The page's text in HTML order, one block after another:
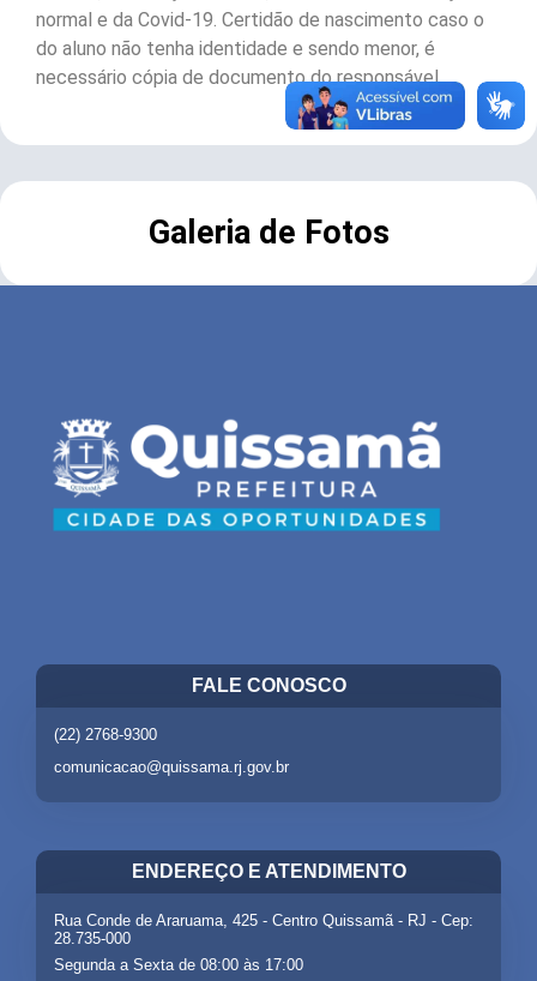
normal e da Covid-19. Certidão de nascimento caso o
do aluno não tenha identidade e sendo menor, é
necessário cópia de documento do responsável.
Galeria de Fotos
FALE CONOSCO
(22) 2768-9300
comunicacao@quissama.rj.gov.br
ENDEREÇO E ATENDIMENTO
Rua Conde de Araruama, 425 - Centro Quissamã - RJ - Cep:
28.735-000
Segunda a Sexta de 08:00 às 17:00